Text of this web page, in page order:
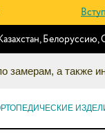
Белоруссию,
замерам, а также